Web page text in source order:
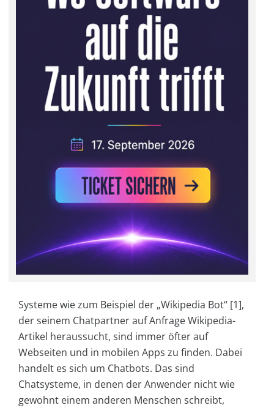
Systeme wie zum Beispiel der „Wikipedia Bot“ [1],
der seinem Chatpartner auf Anfrage Wikipedia-
Artikel heraussucht, sind immer öfter auf
Webseiten und in mobilen Apps zu finden. Dabei
handelt es sich um Chatbots. Das sind
Chatsysteme, in denen der Anwender nicht wie
gewohnt einem anderen Menschen schreibt,